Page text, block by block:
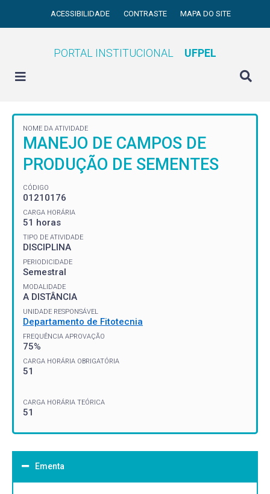
ACESSIBILIDADE CONTRASTE MAPA DO SITE
PORTAL INSTITUCIONAL UFPEL
NOME DA ATIVIDADE
MANEJO DE CAMPOS DE
PRODUÇÃO DE SEMENTES
CÓDIGO
01210176
CARGA HORÁRIA
51 horas
TIPO DE ATIVIDADE
DISCIPLINA
PERIODICIDADE
Semestral
MODALIDADE
A DISTÂNCIA
UNIDADE RESPONSÁVEL
Departamento de Fitotecnia
FREQUÊNCIA APROVAÇÃO
75%
CARGA HORÁRIA OBRIGATÓRIA
51
CARGA HORÁRIA TEÓRICA
51
Ementa